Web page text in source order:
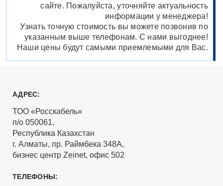
сайте. Пожалуйста, уточняйте актуальность
информации у менеджера!
Узнать точную стоимость вы можете позвонив по
указанным выше телефонам. С нами выгоднее!
Наши цены будут самыми приемлемыми для Вас.
АДРЕС:
ТОО «Росскабель»
п/о 050061,
Республика Казахстан
г. Алматы, пр. Раймбека 348А,
бизнес центр Zeinet, офис 502
ТЕЛЕФОНЫ: